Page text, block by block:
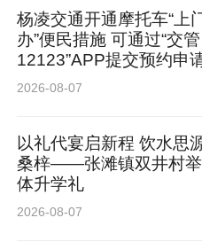
杨凌交通开通摩托车“上
办”便民措施 可通过“交管
12123”APP提交预约申
2026-08-07
以礼代宴启新程 饮水思
桑梓——张滩镇双井村
体升学礼
2026-08-07